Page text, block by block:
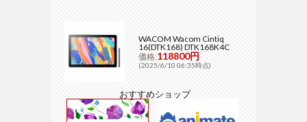
WACOM Wacom Cintiq
16(DTK168) DTK168K4C
価格:118800円
(2025/6/10 06:35時点)
おすすめショップ